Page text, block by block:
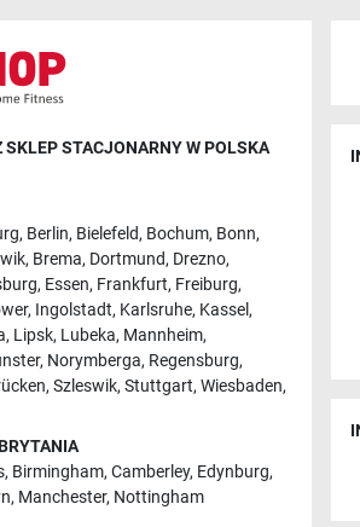
SKLEP STACJONARNY W POLSKA
, Berlin, Bielefeld, Bochum, Bonn,
, Brema, Dortmund, Drezno,
, Essen, Frankfurt, Freiburg,
, Ingolstadt, Karlsruhe, Kassel,
, Lipsk, Lubeka, Mannheim,
, Norymberga, Regensburg,
, Szleswik, Stuttgart, Wiesbaden,
, Birmingham, Camberley, Edynburg,
, Manchester, Nottingham